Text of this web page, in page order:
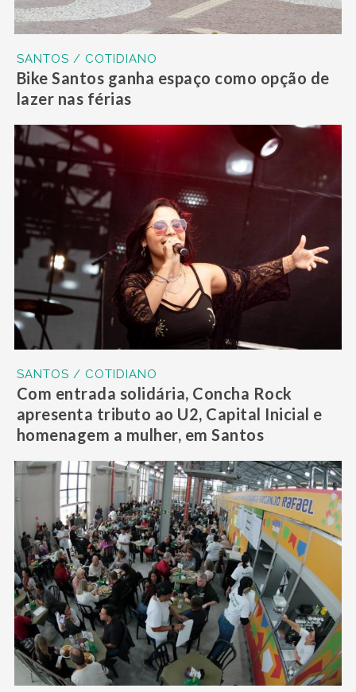
SANTOS / COTIDIANO
Bike Santos ganha espaço como opção de
lazer nas férias
SANTOS / COTIDIANO
Com entrada solidária, Concha Rock
apresenta tributo ao U2, Capital Inicial e
homenagem a mulher, em Santos